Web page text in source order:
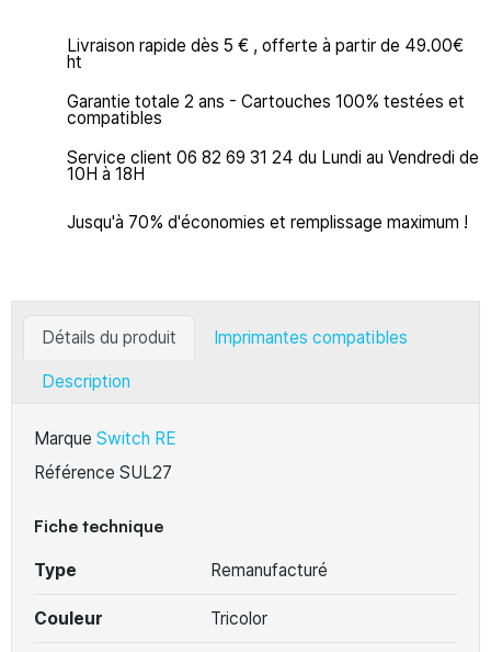
Livraison rapide dès 5 € , offerte à partir de 49.00€
ht
Garantie totale 2 ans - Cartouches 100% testées et
compatibles
Service client 06 82 69 31 24 du Lundi au Vendredi de
10H à 18H
Jusqu'à 70% d'économies et remplissage maximum !
Détails du produit Imprimantes compatibles
Description
Marque Switch RE
Référence SUL27
Fiche technique
Type Remanufacturé
Couleur Tricolor